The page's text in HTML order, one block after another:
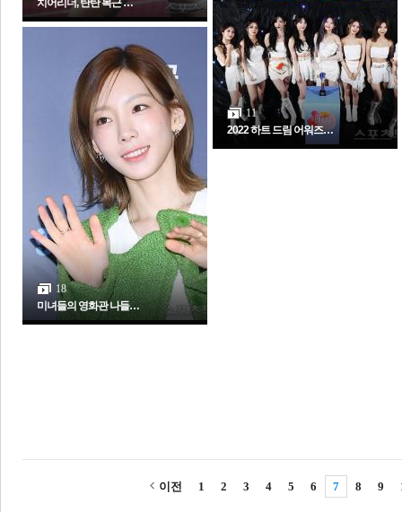
치어리더, 탄탄 복근 …
18
미녀들의 영화관 나들…
11
2022 하트 드림 어워즈…
이전 1 2 3 4 5 6 7 8 9